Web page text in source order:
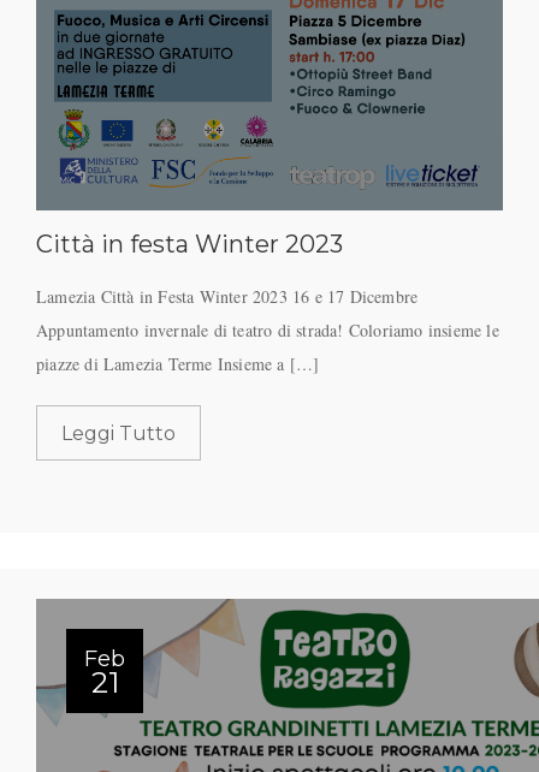
Città in festa Winter 2023
Lamezia Città in Festa Winter 2023 16 e 17 Dicembre
Appuntamento invernale di teatro di strada! Coloriamo insieme le
piazze di Lamezia Terme Insieme a […]
Leggi Tutto
Feb
21